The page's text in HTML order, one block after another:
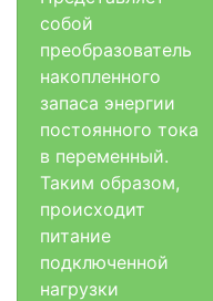
собой
преобразователь
накопленного
запаса энергии
постоянного тока
в переменный.
Таким образом,
происходит
питание
подключенной
нагрузки